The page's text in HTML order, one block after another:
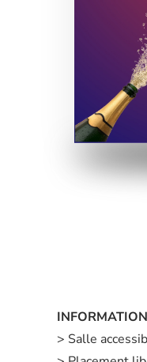
> Salle